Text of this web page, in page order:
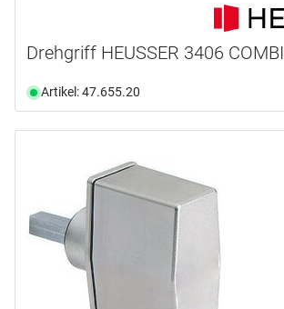
Drehgriff HEUSSER 3406 COMBI
Artikel: 47.655.20